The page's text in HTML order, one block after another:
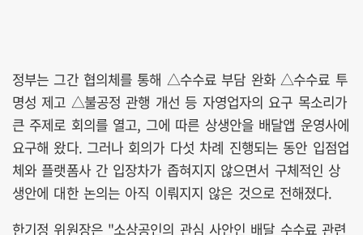
정부는 그간 협의체를 통해 △수수료 부담 완화 △수수료 투
명성 제고 △불공정 관행 개선 등 자영업자의 요구 목소리가
큰 주제로 회의를 열고, 그에 따른 상생안을 배달앱 운영사에
요구해 왔다. 그러나 회의가 다섯 차례 진행되는 동안 입점업
체와 플랫폼사 간 입장차가 좁혀지지 않으면서 구체적인 상
생안에 대한 논의는 아직 이뤄지지 않은 것으로 전해졌다.
한기정 위원장은 "소상공인의 관심 사안인 배달 수수료 관련